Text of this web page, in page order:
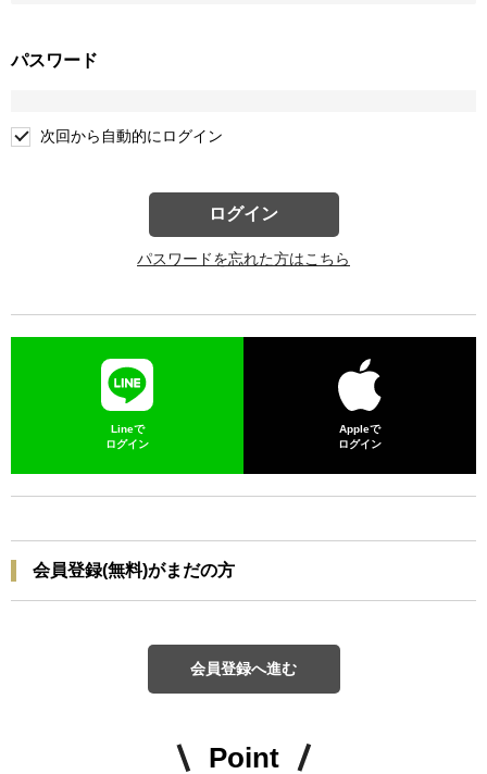
パスワード
次回から自動的にログイン
ログイン
パスワードを忘れた方はこちら
Lineで
ログイン
Appleで
ログイン
会員登録(無料)がまだの方
会員登録へ進む
Point